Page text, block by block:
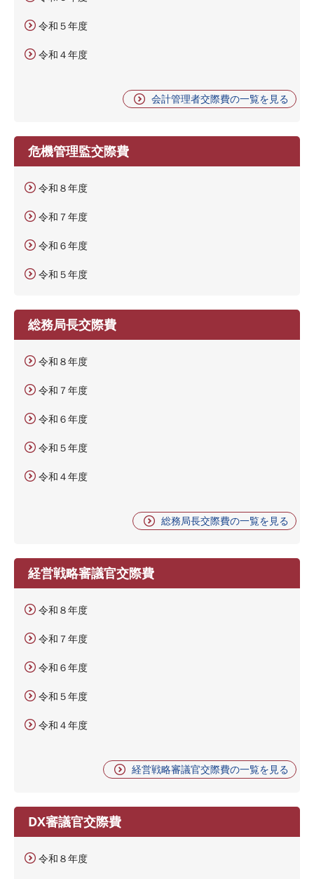
令和５年度
令和４年度
会計管理者交際費の一覧を見る
危機管理監交際費
令和８年度
令和７年度
令和６年度
令和５年度
総務局長交際費
令和８年度
令和７年度
令和６年度
令和５年度
令和４年度
総務局長交際費の一覧を見る
経営戦略審議官交際費
令和８年度
令和７年度
令和６年度
令和５年度
令和４年度
経営戦略審議官交際費の一覧を見る
DX審議官交際費
令和８年度